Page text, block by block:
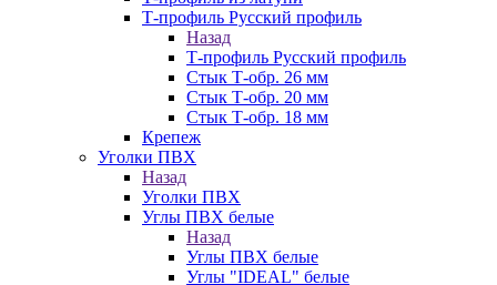
Т-профиль Русский профиль
Назад
Т-профиль Русский профиль
Стык Т-обр. 26 мм
Стык Т-обр. 20 мм
Стык Т-обр. 18 мм
Крепеж
Уголки ПВХ
Назад
Уголки ПВХ
Углы ПВХ белые
Назад
Углы ПВХ белые
Углы "IDEAL" белые